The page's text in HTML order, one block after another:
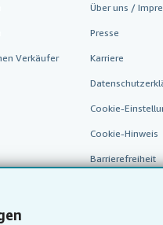
Verkäufer
Über uns /
Presse
Karriere
Cookie-
Cookie-Hinweis
Barrierefreiheit